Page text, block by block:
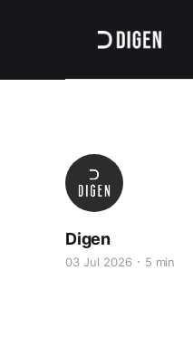
Digen
03 Jul 2026 5 min